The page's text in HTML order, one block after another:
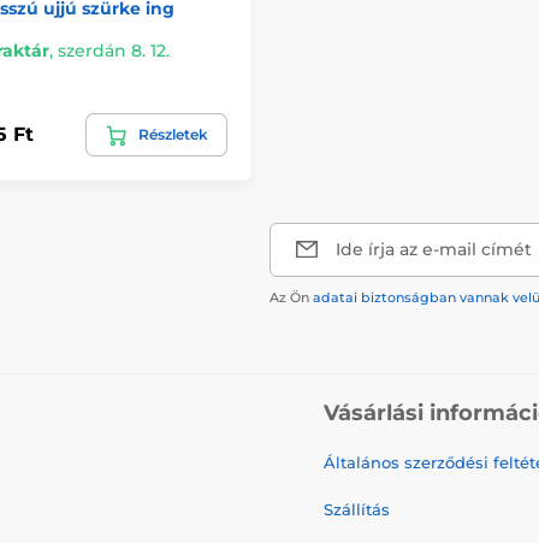
ujjú szürke ing
, szerdán 8. 12.
Ft Részletek
Ide írja az e-mail címét
Az Ön adatai biztonságban vannak
Vásárlási
Általános szerződési
Szállítás